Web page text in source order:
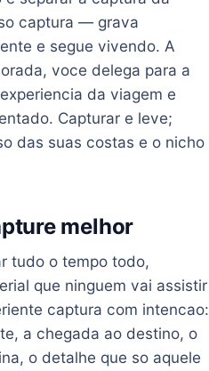
captura — grava
e segue vivendo. A
voce delega para a
da viagem e
Capturar e leve;
das suas costas e o nicho
melhor
tudo o tempo todo,
que ninguem vai assistir
captura com intencao:
a chegada ao destino, o
o detalhe que so aquele